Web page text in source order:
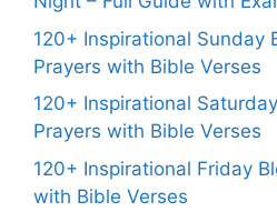
120+ Inspirational Sunday
Prayers with Bible Verses
120+ Inspirational
Prayers with Bible Verses
120+ Inspirational Friday
with Bible Verses